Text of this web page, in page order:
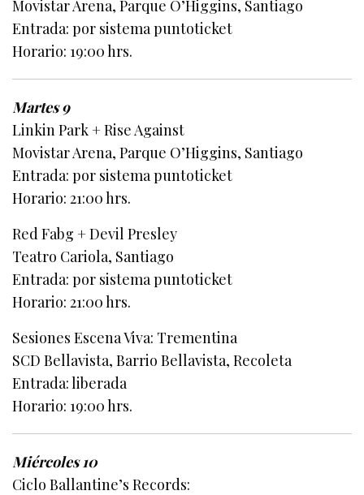
Movistar Arena, Parque O’Higgins, Santiago
Entrada: por sistema puntoticket
Horario: 19:00 hrs.
Martes 9
Linkin Park + Rise Against
Movistar Arena, Parque O’Higgins, Santiago
Entrada: por sistema puntoticket
Horario: 21:00 hrs.
Red Fabg + Devil Presley
Teatro Cariola, Santiago
Entrada: por sistema puntoticket
Horario: 21:00 hrs.
Sesiones Escena Viva: Trementina
SCD Bellavista, Barrio Bellavista, Recoleta
Entrada: liberada
Horario: 19:00 hrs.
Miércoles 10
Ciclo Ballantine’s Records: